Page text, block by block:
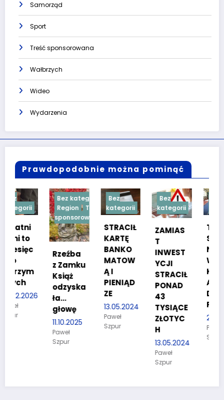
Samorząd
Sport
Treść sponsorowana
Wałbrzych
Wideo
Wydarzenia
Prawdopodobnie można pominąć
Bez kategorii
Region
Treść
sponsorowana
Rzeźba
Książ
odzyska
ła…
Bez
kategorii
STRACIŁ
KARTĘ
BANKO
MATOW
Ą I
PIENIĄD
ZE
13.05.2024
Szpur
Bez
kategorii
ZAMIAS
T
INWEST
YCJI
PONAD
TYSIĄCE
13.05.2024
Bez
kategorii
TESTY
NOŚCIO
KANDYD
ATÓW
POLICJI
27.03.2024